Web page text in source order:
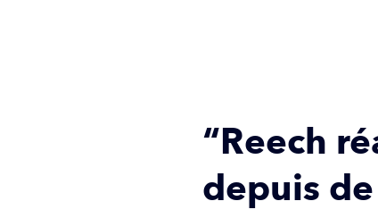
“Reech
depuis